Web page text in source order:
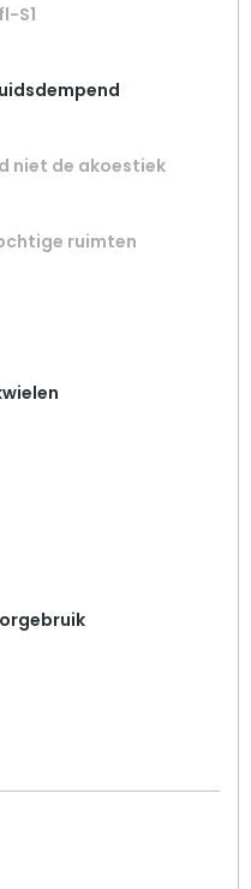
S1
niet de akoestiek
ruimten